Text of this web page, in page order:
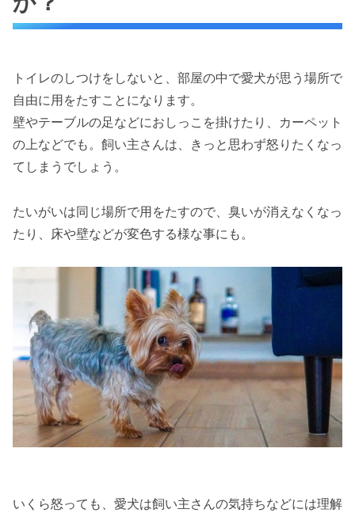
トイレのしつけをしないと、部屋の中で愛犬が思う場所で
自由に用をたすことになります。
壁やテーブルの足などにおしっこを掛けたり、カーペット
の上などでも。飼い主さんは、きっと思わず怒りたくなっ
てしまうでしょう。
たいがいは同じ場所で用をたすので、臭いが消えなくなっ
たり、床や壁などが変色する様な事にも。
いくら怒っても、愛犬は飼い主さんの気持ちなどには理解